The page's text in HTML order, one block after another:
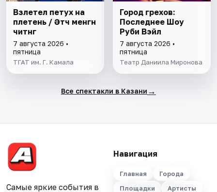
Взлетел петух на
плетень / Әтәч менгән
читәнгә
7 августа 2026 •
пятница
ТГАТ им. Г. Камала
Город грехов:
Последнее Шоу
Руби Вэйл
7 августа 2026 •
пятница
Театр Даниила Миронова
Все спектакли в Казани →
Самые яркие события в
Навигация
Главная
Города
Площадки
Артисты